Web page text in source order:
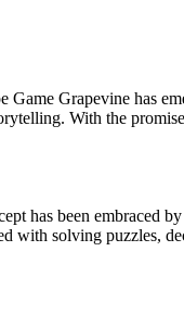
Grapevine has
With the
has been embraced
with solving puzzles,